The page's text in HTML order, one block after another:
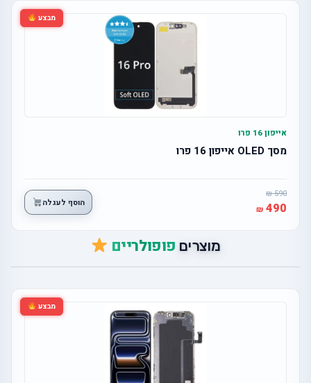
מבצע
אייפון 16 פרו
מסך OLED אייפון 16 פרו
590
490 הוסף לעגלה
מוצרים פופולריים
מבצע